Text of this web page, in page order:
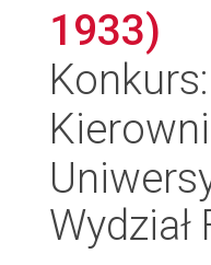
1933)
Konkurs: